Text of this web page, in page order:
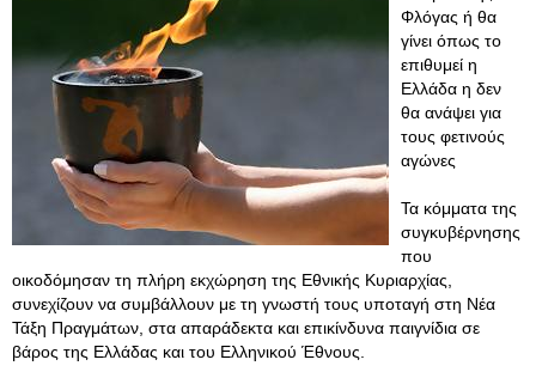
Φλόγας ή θα
γίνει όπως το
επιθυμεί η
Ελλάδα η δεν
θα ανάψει για
τους φετινούς
αγώνες
Τα κόμματα της
συγκυβέρνησης
που
οικοδόμησαν τη πλήρη εκχώρηση της Εθνικής Κυριαρχίας,
συνεχίζουν να συμβάλλουν με τη γνωστή τους υποταγή στη Νέα
Τάξη Πραγμάτων, στα απαράδεκτα και επικίνδυνα παιγνίδια σε
βάρος της Ελλάδας και του Ελληνικού Έθνους.